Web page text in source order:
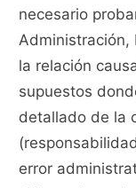
necesario
Administración,
la relación
supuestos
detallado de la
error